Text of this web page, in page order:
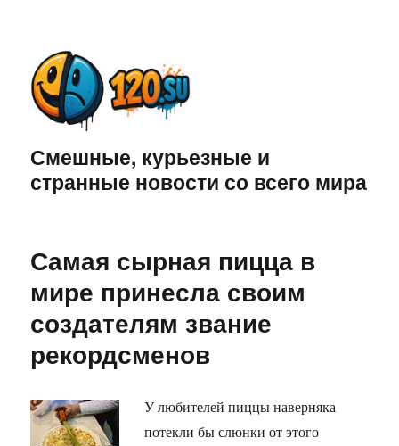
Смешные, курьезные и
странные новости со всего мира
Самая сырная пицца в
мире принесла своим
создателям звание
рекордсменов
У любителей пиццы наверняка
потекли бы слюнки от этого